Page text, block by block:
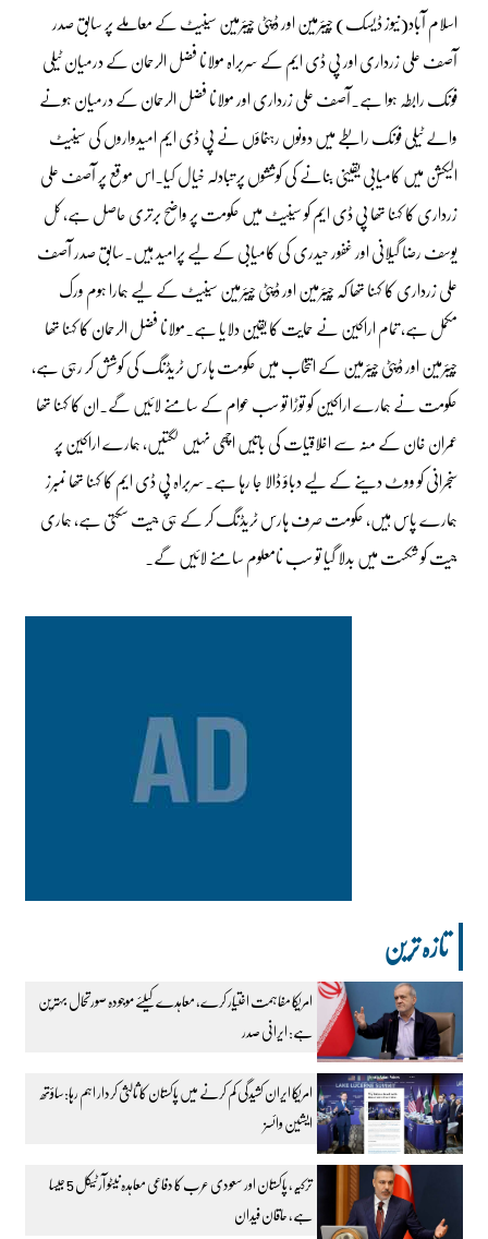
اسلام آباد(نیوز ڈیسک) چیئرمین اور ڈپٹی چیئرمین سینیٹ کے معاملے پر سابق صدر
آصف علی زرداری اور پی ڈی ایم کے سربراہ مولانا فضل الرحمان کے درمیان ٹیلی
فونک رابطہ ہوا ہے۔آصف علی زرداری اور مولانا فضل الرحمان کے درمیان ہونے
والے ٹیلی فونک رابطے میں دونوں رہنماؤں نے پی ڈی ایم امیدواروں کی سینیٹ
الیکشن میں کامیابی یقینی بنانے کی کوششوں پر تبادلہ خیال کیا۔اس موقع پر آصف علی
زرداری کا کہنا تھا پی ڈی ایم کو سینیٹ میں حکومت پر واضح برتری حاصل ہے، کل
یوسف رضا گیلانی اور غفور حیدری کی کامیابی کے لیے پرامید ہیں۔سابق صدر آصف
علی زرداری کا کہنا تھا کہ چیئرمین اور ڈپٹی چیئرمین سینیٹ کے لیے ہمارا ہوم ورک
مکمل ہے، تمام اراکین نے حمایت کا یقین دلایا ہے۔مولانا فضل الرحمان کا کہنا تھا
چیئرمین اور ڈپٹی چیئرمین کے انتخاب میں حکومت ہارس ٹریڈنگ کی کوشش کر رہی ہے،
حکومت نے ہمارے اراکین کو توڑا تو سب عوام کے سامنے لائیں گے۔ان کا کہنا تھا
عمران خان کے منہ سے اخلاقیات کی باتیں اچھی نہیں لگتیں، ہمارے اراکین پر
سنجرانی کو ووٹ دینے کے لیے دباؤ ڈالا جا رہا ہے۔سربراہ پی ڈی ایم کا کہنا تھا نمبرز
ہمارے پاس ہیں، حکومت صرف ہارس ٹریڈنگ کر کے ہی جیت سکتی ہے، ہماری
جیت کو شکست میں بدلا گیا تو سب نامعلوم سامنے لائیں گے۔
تازہ ترین
امریکا مفاہمت اختیار کرے، معاہدے کیلئے موجودہ صورتحال بہترین
ہے: ایرانی صدر
امریکا ایران کشیدگی کم کرنے میں پاکستان کا ثالثی کردار اہم رہا:ساؤتھ
ایشین وائسز
ترکیہ، پاکستان اور سعودی عرب کا دفاعی معاہدہ نیٹو آرٹیکل 5 جیسا
ہے، حاقان فیدان